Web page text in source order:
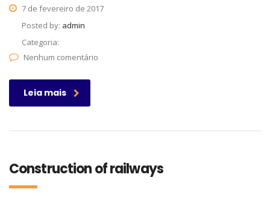
7 de fevereiro de 2017
Posted by: admin
Categoria:
Nenhum comentário
Leia mais
Construction of railways